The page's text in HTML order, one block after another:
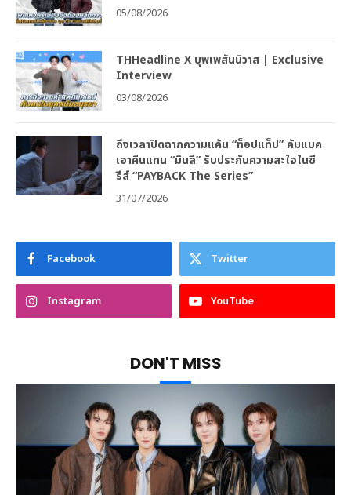
05/08/2026
THHeadline X บุพเพสันนิวาส | Exclusive
Interview
03/08/2026
ถึงเวลาปิดฉากความแค้น “ท็อปแท็ป” คัมแบค
เอาคืนแทน “มินลี” รับประกันความสะใจในซี
รีส์ “PAYBACK The Series”
31/07/2026
Facebook Twitter
Instagram YouTube
DON'T MISS